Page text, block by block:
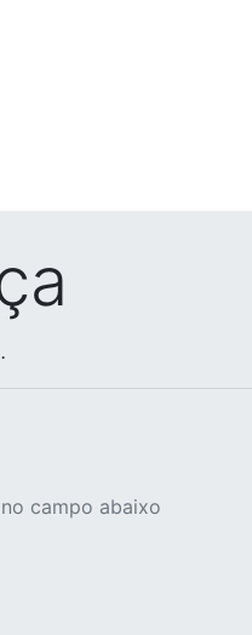
campo abaixo